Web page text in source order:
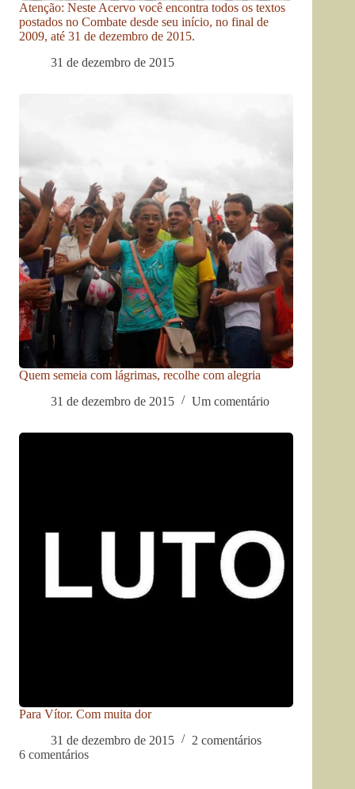
Atenção: Neste Acervo você encontra todos os textos
postados no Combate desde seu início, no final de
2009, até 31 de dezembro de 2015.
31 de dezembro de 2015
Quem semeia com lágrimas, recolhe com alegria
31 de dezembro de 2015
Um comentário
Para Vítor. Com muita dor
31 de dezembro de 2015
2 comentários
6 comentários